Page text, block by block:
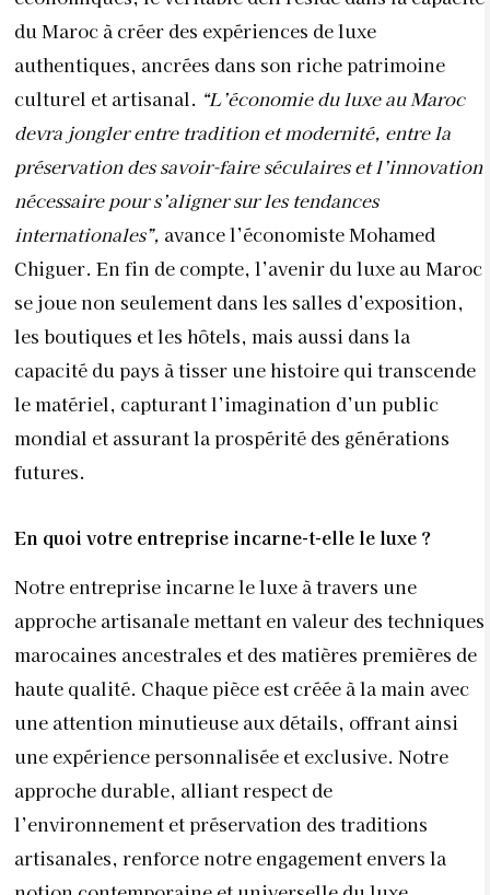
Chiguer. En fin de compte, l’avenir du luxe au Maroc
se joue non seulement dans les salles d’exposition,
les boutiques et les hôtels, mais aussi dans la
le matériel, capturant l’imagination d’un public
mondial et assurant la prospérité des générations
En quoi votre entreprise incarne-t-elle le luxe ?
Notre entreprise incarne le luxe à travers une
approche artisanale mettant en valeur des techniques
marocaines ancestrales et des matières premières de
haute qualité. Chaque pièce est créée à la main avec
une attention minutieuse aux détails, offrant ainsi
approche durable, alliant respect de
artisanales, renforce notre engagement envers la
notion contemporaine et universelle du luxe.
Peut-on valoriser l’artisanat marocain dans le monde
du luxe ?
Absolument, l’artisanat marocain est l’essence
même du luxe. L’art de la broderie traditionnelle, le
tissage et la couture à la main font partie de notre
ADN. Notre entreprise collabore étroitement avec